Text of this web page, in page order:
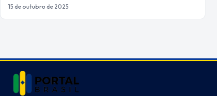
15 de outubro de 2025